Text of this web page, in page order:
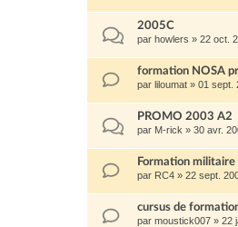
2005C
par howlers » 22 oct.
formation NOSA
par liloumat » 01 sept.
PROMO 2003 A2
par M-rick » 30 avr.
Formation militaire
par RC4 » 22 sept.
cursus de
par moustick007 » 22